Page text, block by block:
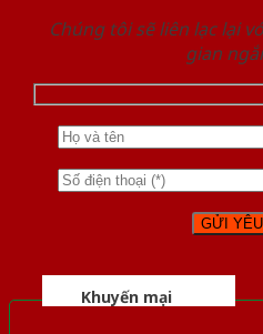
Chúng tôi sẽ liên lạc lại
gian
Khuyến mại